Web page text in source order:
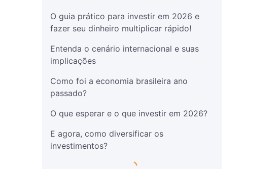
O guia prático para investir em 2026 e
fazer seu dinheiro multiplicar rápido!
Entenda o cenário internacional e suas
implicações
Como foi a economia brasileira ano
passado?
O que esperar e o que investir em 2026?
E agora, como diversificar os
investimentos?